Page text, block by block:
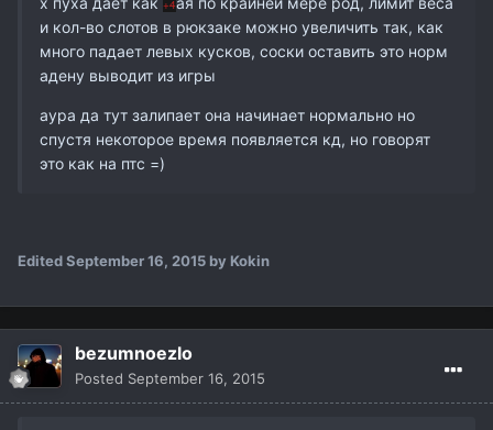
+4
и кол-во слотов в рюкзаке можно увеличить так, как
много падает левых кусков, соски оставить это норм
адену выводит из игры
аура да тут залипает она начинает нормально но
спустя некоторое время появляется кд, но говорят
это как на птс =)
EditedSeptember 16, 2015 by Kokin
bezumnoezlo
Posted September 16, 2015